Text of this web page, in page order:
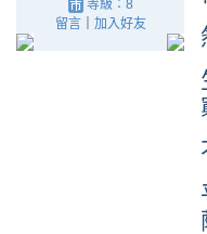
等級：8
留言｜ 加入好友